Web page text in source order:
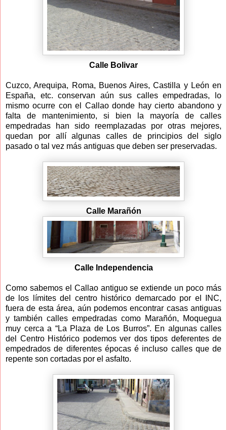
Calle Bolivar
Cuzco, Arequipa, Roma, Buenos Aires, Castilla y León en
España, etc. conservan aún sus calles empedradas, lo
mismo ocurre con el Callao donde hay cierto abandono y
falta de mantenimiento, si bien la mayoría de calles
empedradas han sido reemplazadas por otras mejores,
quedan por allí algunas calles de principios del siglo
pasado o tal vez más antiguas que deben ser preservadas.
Calle Marañón
Calle Independencia
Como sabemos el Callao antiguo se extiende un poco más
de los límites del centro histórico demarcado por el INC,
fuera de esta área, aún podemos encontrar casas antiguas
y también calles empedradas como Marañón, Moquegua
muy cerca a “La Plaza de Los Burros”. En algunas calles
del Centro Histórico podemos ver dos tipos deferentes de
empedrados de diferentes épocas é incluso calles que de
repente son cortadas por el asfalto.